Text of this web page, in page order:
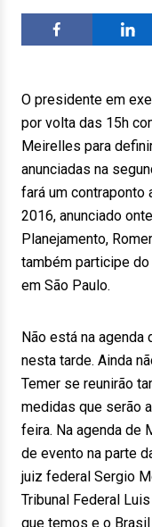
O presidente em
por volta das 15h
Meirelles para
anunciadas na
fará um contraponto
2016, anunciado
Planejamento,
também participe do
em São Paulo.
Não está na
nesta tarde. Ainda
Temer se reunirão
medidas que serão
feira. Na agenda de
de evento na parte
juiz federal Sergio
Tribunal Federal
que temos e o